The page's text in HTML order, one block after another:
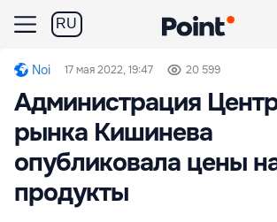
RU
Noi 17 мая 2022, 19:47 20 599
Администрация
рынка Кишинева
опубликовала цены
продукты